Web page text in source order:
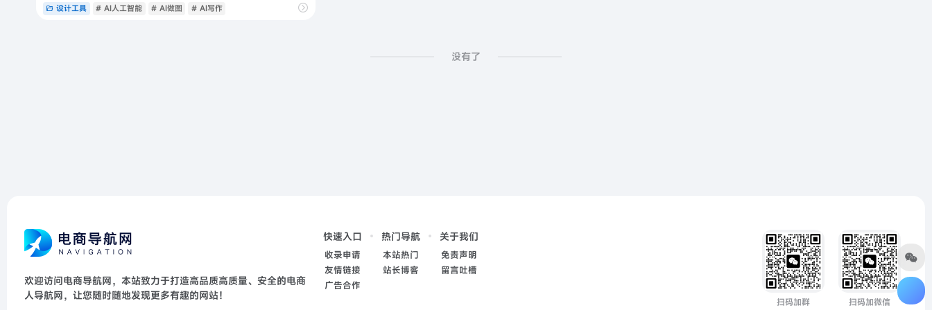
设计工具 # AI人工智能 # AI做图 # AI写作
没有了
欢迎访问电商导航网，本站致力于打造高品质高质量、安全的电商
人导航网，让您随时随地发现更多有趣的网站！
快速入口
收录申请
友情链接
广告合作
热门导航
本站热门
站长博客
关于我们
免责声明
留言吐槽
扫码加群 扫码加微信